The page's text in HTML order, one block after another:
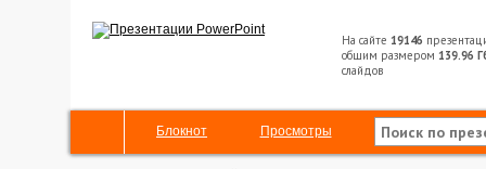
На сайте 19146
общим размером 139.96
слайдов
Блокнот Просмотры